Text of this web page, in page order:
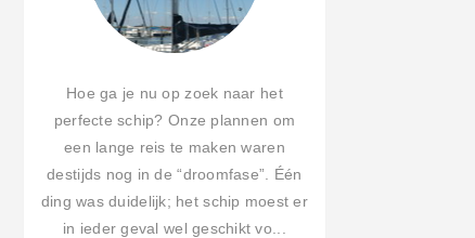
Hoe ga je nu op zoek naar het
perfecte schip? Onze plannen om
een lange reis te maken waren
destijds nog in de “droomfase”. Één
ding was duidelijk; het schip moest er
in ieder geval wel geschikt vo...